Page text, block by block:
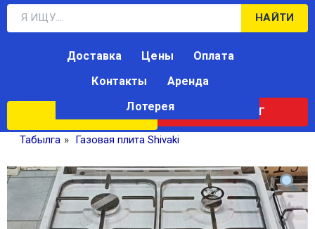
НАЙТИ
КАТАЛОГ
Доставка Цены
Оплата
Контакты
Аренда
Лотерея
Табылга » Газовая плита Shivaki